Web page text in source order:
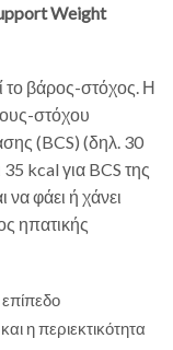
Weight
το βάρος-στόχος. Η
στόχου
(BCS) (δηλ. 30
kcal για BCS της
να φάει ή χάνει
ηπατικής
η περιεκτικότητα